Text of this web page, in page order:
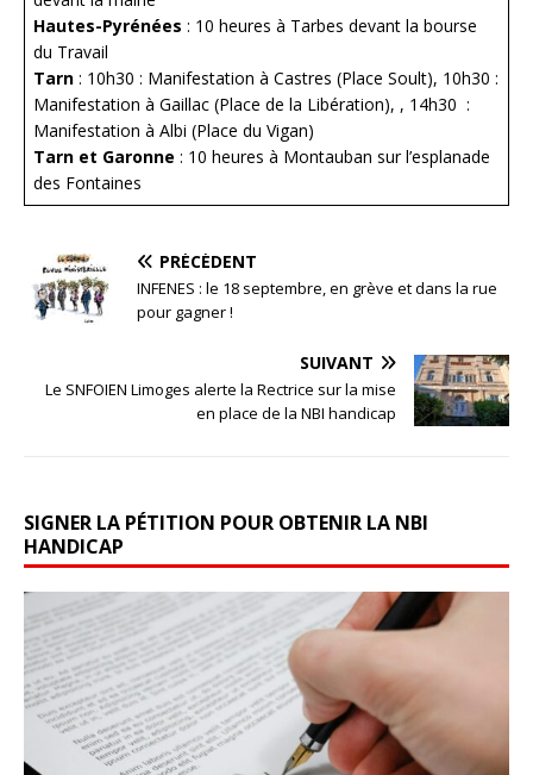
Hautes-Pyrénées : 10 heures à Tarbes devant la bourse
du Travail
Tarn : 10h30 : Manifestation à Castres (Place Soult), 10h30 :
Manifestation à Gaillac (Place de la Libération), , 14h30 :
Manifestation à Albi (Place du Vigan)
Tarn et Garonne : 10 heures à Montauban sur l’esplanade
des Fontaines
PRÉCÉDENT
INFENES : le 18 septembre, en grève et dans la rue
pour gagner !
SUIVANT
Le SNFOIEN Limoges alerte la Rectrice sur la mise
en place de la NBI handicap
SIGNER LA PÉTITION POUR OBTENIR LA NBI
HANDICAP